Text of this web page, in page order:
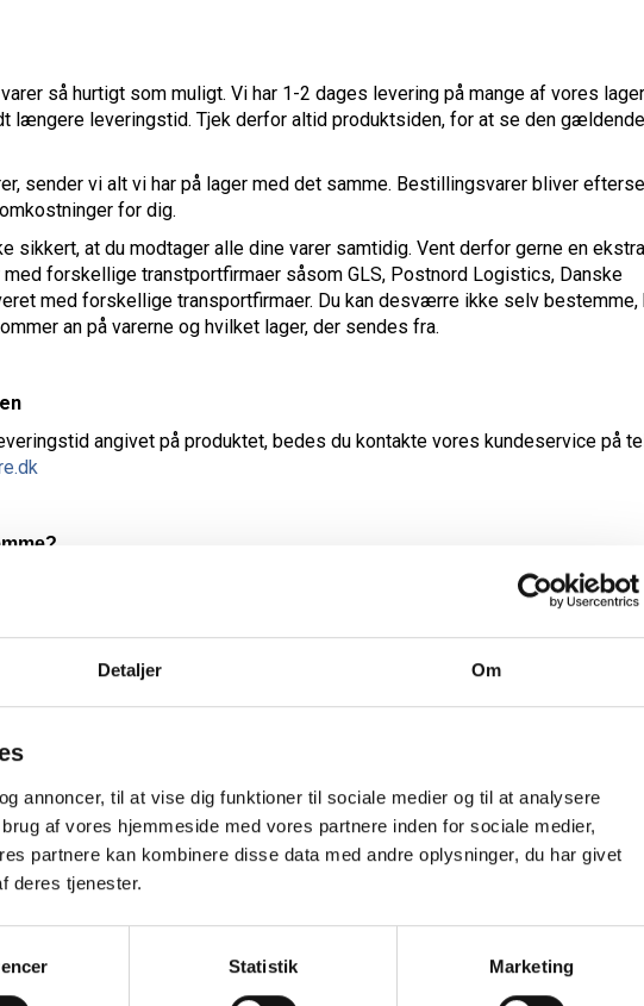
Detaljer Om
annoncer, til at vise dig funktioner til sociale medier og til at analysere
af vores hjemmeside med vores partnere inden for sociale medier,
partnere kan kombinere disse data med andre oplysninger, du har givet
deres tjenester.
Statistik Marketing
så hurtigt som muligt. Vi har 1-2 dages levering på mange af vores
længere leveringstid. Tjek derfor altid produktsiden, for at se den gældende
sender vi alt vi har på lager med det samme. Bestillingsvarer bliver
for dig.
sikkert, at du modtager alle dine varer samtidig. Vent derfor gerne en ekstra
forskellige transtportfirmaer såsom GLS, Postnord Logistics, Danske
med forskellige transportfirmaer. Du kan desværre ikke selv bestemme,
an på varerne og hvilket lager, der sendes fra.
angivet på produktet, bedes du kontakte vores kundeservice på
mulighed for at skrive hvor fragtmanden må stille din pakke, hvis
at oplyse hvor ordren må stilles, f.eks. foran døren, i garagen, under
hvor det er ønsket.
til dig som kunde, når ordren er afleveret. Du bør derfor undersøge
hvis pakken eller forsendelsens indhold viser tydelige tegn på skade.
at bevise, at en skade er sket inden levering overfor fragtfirmaet, når
på den eller de pakker vi sender til dig, så er det vigtigt at du gør